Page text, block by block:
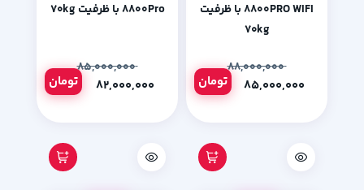
۸۸۰۰PRO WIFI با ظرفیت
۷۰kg
۸۸,۰۰۰,۰۰۰
تومان
۸۸۰۰Pro با ظرفیت ۷۰kg
۸۵,۰۰۰,۰۰۰
تومان